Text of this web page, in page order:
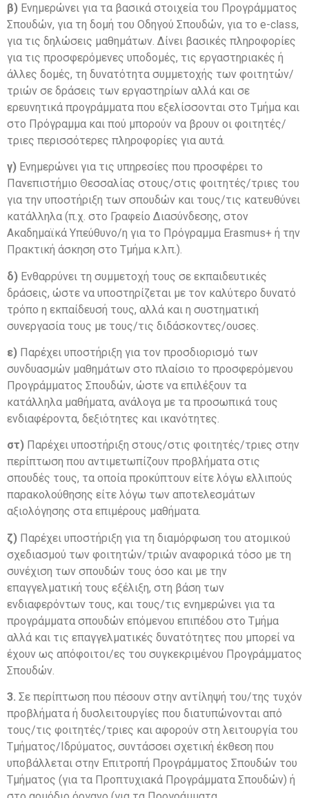
β) Ενημερώνει για τα βασικά στοιχεία του Προγράμματος
Σπουδών, για τη δομή του Οδηγού Σπουδών, για το e-class,
για τις δηλώσεις μαθημάτων. Δίνει βασικές πληροφορίες
για τις προσφερόμενες υποδομές, τις εργαστηριακές ή
άλλες δομές, τη δυνατότητα συμμετοχής των φοιτητών/
τριών σε δράσεις των εργαστηρίων αλλά και σε
ερευνητικά προγράμματα που εξελίσσονται στο Τμήμα και
στο Πρόγραμμα και πού μπορούν να βρουν οι φοιτητές/
τριες περισσότερες πληροφορίες για αυτά.
γ) Ενημερώνει για τις υπηρεσίες που προσφέρει το
Πανεπιστήμιο Θεσσαλίας στους/στις φοιτητές/τριες του
για την υποστήριξη των σπουδών και τους/τις κατευθύνει
κατάλληλα (π.χ. στο Γραφείο Διασύνδεσης, στον
Ακαδημαϊκά Υπεύθυνο/η για το Πρόγραμμα Erasmus+ ή την
Πρακτική άσκηση στο Τμήμα κ.λπ.).
δ) Ενθαρρύνει τη συμμετοχή τους σε εκπαιδευτικές
δράσεις, ώστε να υποστηρίζεται με τον καλύτερο δυνατό
τρόπο η εκπαίδευσή τους, αλλά και η συστηματική
συνεργασία τους με τους/τις διδάσκοντες/ουσες.
ε) Παρέχει υποστήριξη για τον προσδιορισμό των
συνδυασμών μαθημάτων στο πλαίσιο το προσφερόμενου
Προγράμματος Σπουδών, ώστε να επιλέξουν τα
κατάλληλα μαθήματα, ανάλογα με τα προσωπικά τους
ενδιαφέροντα, δεξιότητες και ικανότητες.
στ) Παρέχει υποστήριξη στους/στις φοιτητές/τριες στην
περίπτωση που αντιμετωπίζουν προβλήματα στις
σπουδές τους, τα οποία προκύπτουν είτε λόγω ελλιπούς
παρακολούθησης είτε λόγω των αποτελεσμάτων
αξιολόγησης στα επιμέρους μαθήματα.
ζ) Παρέχει υποστήριξη για τη διαμόρφωση του ατομικού
σχεδιασμού των φοιτητών/τριών αναφορικά τόσο με τη
συνέχιση των σπουδών τους όσο και με την
επαγγελματική τους εξέλιξη, στη βάση των
ενδιαφερόντων τους, και τους/τις ενημερώνει για τα
προγράμματα σπουδών επόμενου επιπέδου στο Τμήμα
αλλά και τις επαγγελματικές δυνατότητες που μπορεί να
έχουν ως απόφοιτοι/ες του συγκεκριμένου Προγράμματος
Σπουδών.
3. Σε περίπτωση που πέσουν στην αντίληψή του/της τυχόν
προβλήματα ή δυσλειτουργίες που διατυπώνονται από
τους/τις φοιτητές/τριες και αφορούν στη λειτουργία του
Τμήματος/Ιδρύματος, συντάσσει σχετική έκθεση που
υποβάλλεται στην Επιτροπή Προγράμματος Σπουδών του
Τμήματος (για τα Προπτυχιακά Προγράμματα Σπουδών) ή